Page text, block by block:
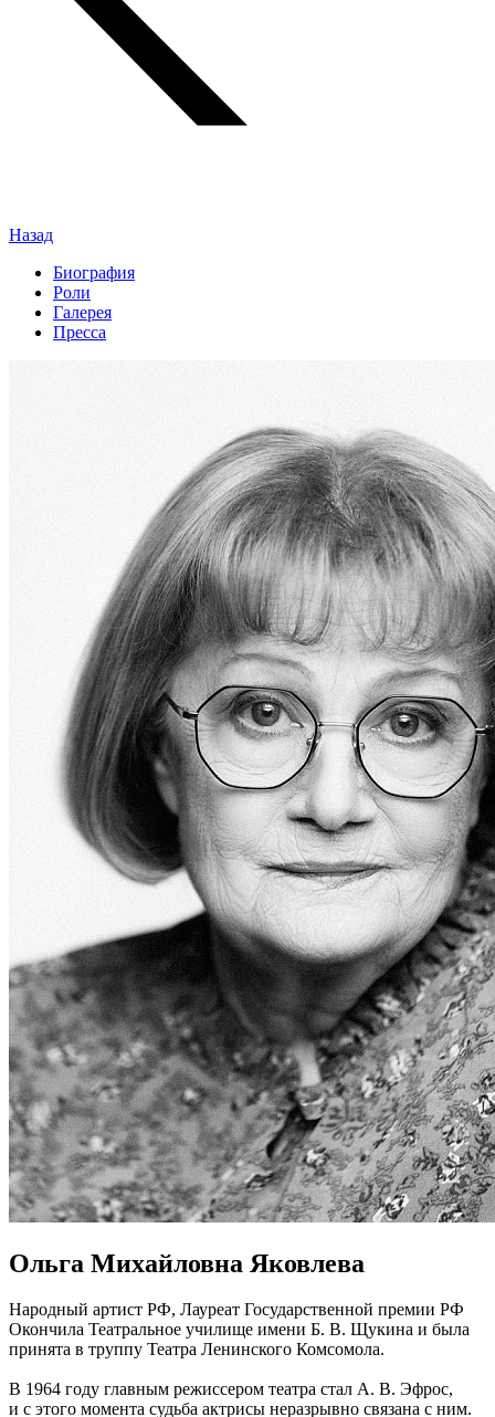
Назад
Биография
Роли
Галерея
Пресса
Ольга Михайловна Яковлева
Народный артист РФ, Лауреат Государственной премии РФ
Окончила Театральное училище имени Б. В. Щукина и была
принята в труппу Театра Ленинского Комсомола.
В 1964 году главным режиссером театра стал А. В. Эфрос,
и с этого момента судьба актрисы неразрывно связана с ним.